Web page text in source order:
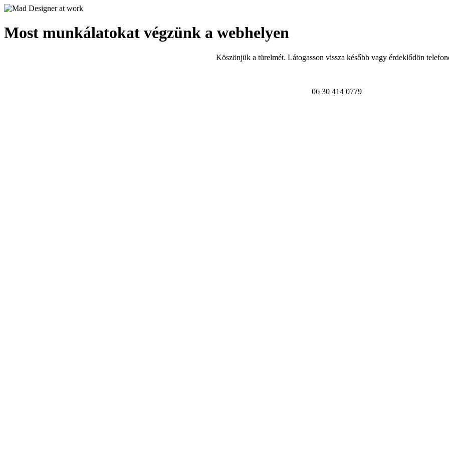
Most munkálatokat végzünk a webhelyen
Köszönjük a türelmét. Látogasson vissza később vagy érdeklődön
06 30 414 0779